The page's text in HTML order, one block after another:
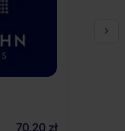
70,20 zł